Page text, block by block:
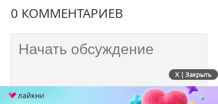
0 КОММЕНТАРИЕВ
X | Закрыть